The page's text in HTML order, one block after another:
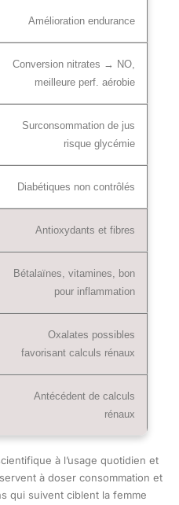
Amélioration endurance
Conversion nitrates → NO,
meilleure perf. aérobie
Surconsommation de jus
risque glycémie
Diabétiques non contrôlés
Antioxydants et fibres
Bétalaïnes, vitamines, bon
pour inflammation
Oxalates possibles
favorisant calculs rénaux
Antécédent de calculs
rénaux
à l’usage quotidien et
à doser consommation et
qui suivent ciblent la femme